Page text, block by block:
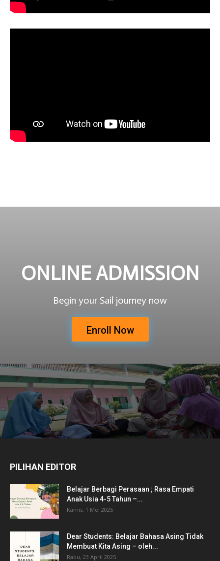
ONLINE ADMISSION
Begin your Sail journey now
Enroll Now
PILIHAN EDITOR
Belajar Berbagi Perasaan ; Rasa Empati
Anak Usia 4-5 Tahun –...
Kamis, 1 Mei 2025
Dear Students: Belajar Bahasa Asing Tidak
Membuat Kita Asing – oleh...
Rabu, 23 April 2025